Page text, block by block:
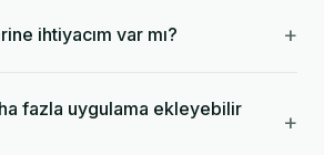
ihtiyacım var mı? +
fazla uygulama ekleyebilir
+